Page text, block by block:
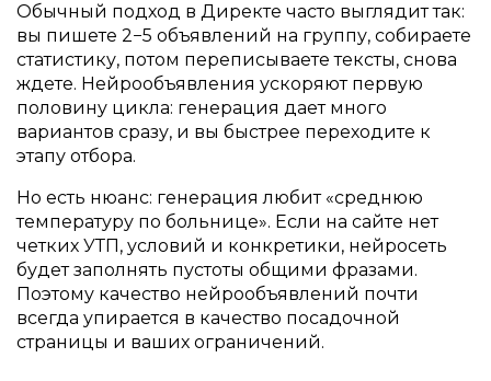
Обычный подход в Директе часто выглядит так:
вы пишете 2−5 объявлений на группу, собираете
статистику, потом переписываете тексты, снова
ждете. Нейрообъявления ускоряют первую
половину цикла: генерация дает много
вариантов сразу, и вы быстрее переходите к
этапу отбора.
Но есть нюанс: генерация любит «среднюю
температуру по больнице». Если на сайте нет
четких УТП, условий и конкретики, нейросеть
будет заполнять пустоты общими фразами.
Поэтому качество нейрообъявлений почти
всегда упирается в качество посадочной
страницы и ваших ограничений.